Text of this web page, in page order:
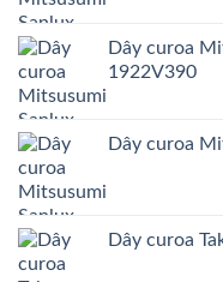
Dây curoa
1922V390
Dây curoa
Dây curoa